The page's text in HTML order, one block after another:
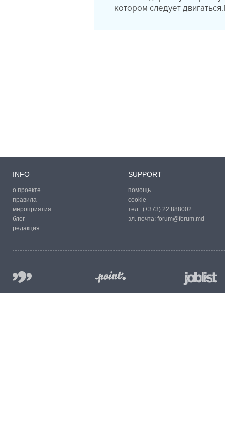
INFO
о проекте
правила
мероприятия
блог
редакция
SUPPORT
помощь
cookie
тел.: (+373) 22 888002
эл. почта: forum@forum.md